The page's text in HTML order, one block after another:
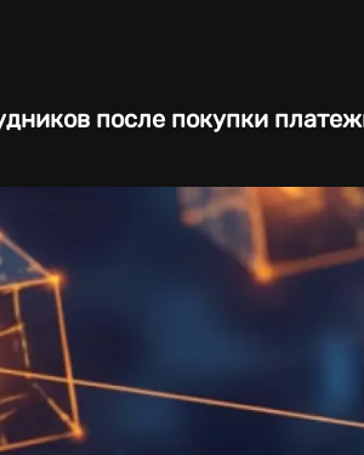
после покупки